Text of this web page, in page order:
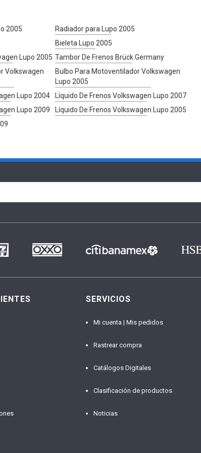
2005
Radiador para Lupo 2005
Bieleta Lupo 2005
Lupo 2005 Tambor De Frenos Brück Germany
Volkswagen
Bulbo Para Motoventilador Volkswagen
Lupo 2005
Lupo 2004
Líquido De Frenos Volkswagen Lupo 2007
Lupo 2009
Líquido De Frenos Volkswagen Lupo 2005
SERVICIOS
Mi cuenta | Mis pedidos
Rastrear compra
Catálogos Digitales
Clasificación de productos
Noticias